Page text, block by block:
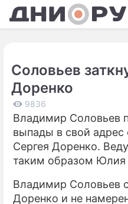
Соловьев
Доренко
9836
Владимир Соловьев
выпады в свой
Сергея Доренко.
таким образом Юлия
Владимир Соловьев
Доренко и не